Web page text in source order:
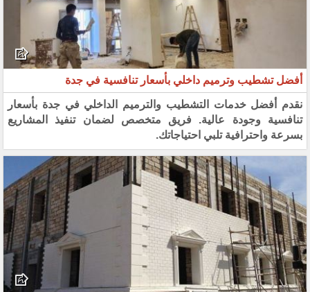
أفضل تشطيب وترميم داخلي بأسعار تنافسية في جدة
نقدم أفضل خدمات التشطيب والترميم الداخلي في جدة بأسعار
تنافسية وجودة عالية. فريق متخصص لضمان تنفيذ المشاريع
بسرعة واحترافية تلبي احتياجاتك.